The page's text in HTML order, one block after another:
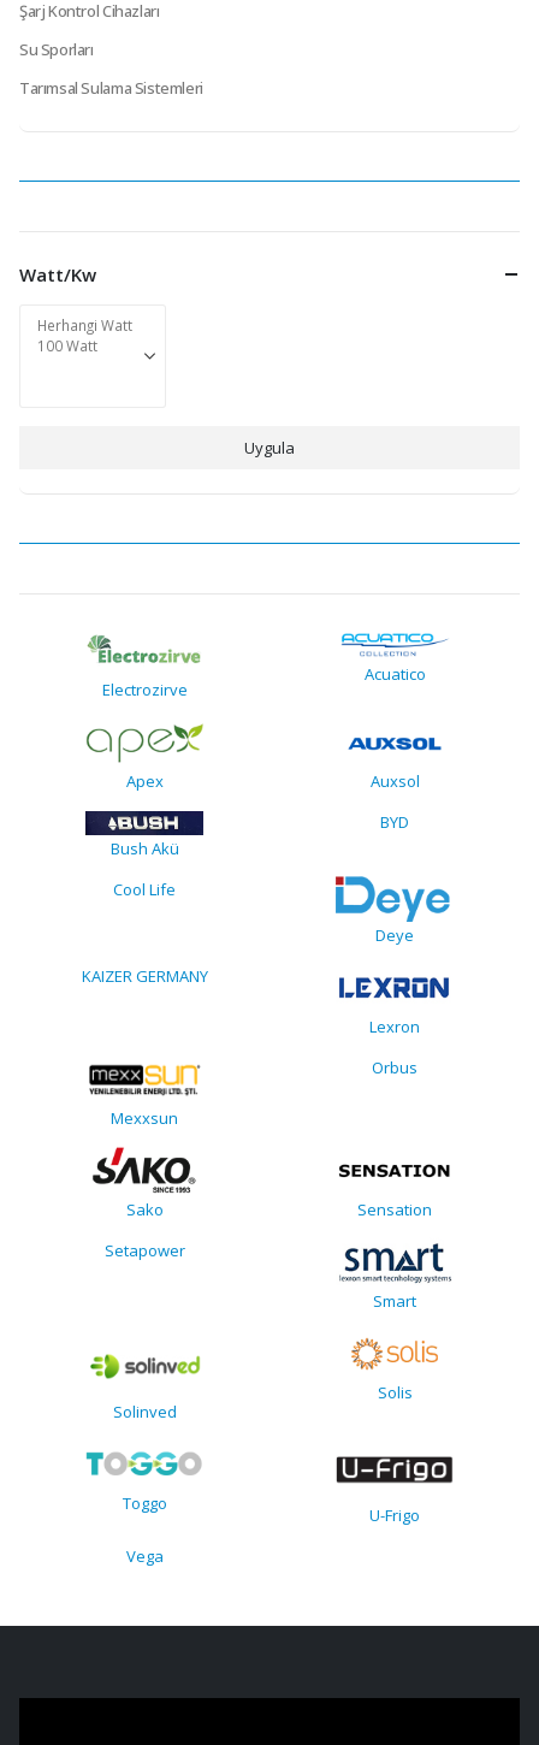
Şarj Kontrol Cihazları
Su Sporları
Tarımsal Sulama Sistemleri
Watt/Kw
Uygula
Electrozirve
Acuatico
Apex Auxsol
Bush Akü
BYD
Cool Life
Deye
KAIZER GERMANY
Lexron
Mexxsun
Orbus
Sako
Sensation
Setapower
Smart
Solinved
Solis
Toggo
U-Frigo
Vega